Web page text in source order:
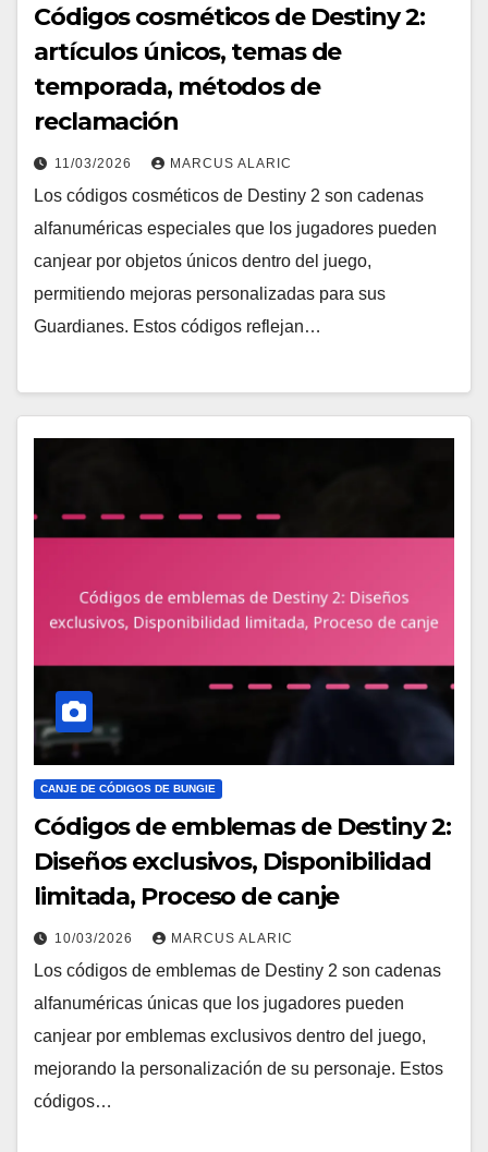
Códigos cosméticos de Destiny 2:
artículos únicos, temas de
temporada, métodos de
reclamación
11/03/2026 MARCUS ALARIC
Los códigos cosméticos de Destiny 2 son cadenas
alfanuméricas especiales que los jugadores pueden
canjear por objetos únicos dentro del juego,
permitiendo mejoras personalizadas para sus
Guardianes. Estos códigos reflejan…
CANJE DE CÓDIGOS DE BUNGIE
Códigos de emblemas de Destiny 2:
Diseños exclusivos, Disponibilidad
limitada, Proceso de canje
10/03/2026 MARCUS ALARIC
Los códigos de emblemas de Destiny 2 son cadenas
alfanuméricas únicas que los jugadores pueden
canjear por emblemas exclusivos dentro del juego,
mejorando la personalización de su personaje. Estos
códigos…